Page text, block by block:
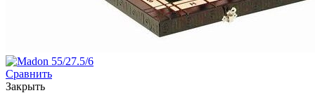
Сравнить
Закрыть